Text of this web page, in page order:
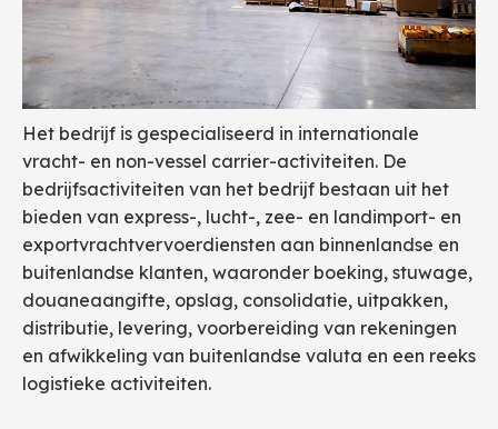
Het bedrijf is gespecialiseerd in internationale
vracht- en non-vessel carrier-activiteiten. De
bedrijfsactiviteiten van het bedrijf bestaan ​​uit het
bieden van express-, lucht-, zee- en landimport- en
exportvrachtvervoerdiensten aan binnenlandse en
buitenlandse klanten, waaronder boeking, stuwage,
douaneaangifte, opslag, consolidatie, uitpakken,
distributie, levering, voorbereiding van rekeningen
en afwikkeling van buitenlandse valuta en een reeks
logistieke activiteiten.